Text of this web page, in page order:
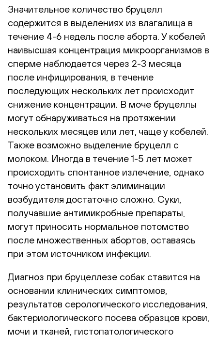
Значительное количество бруцелл
содержится в выделениях из влагалища в
течение 4-6 недель после аборта. У кобелей
наивысшая концентрация микроорганизмов в
сперме наблюдается через 2-3 месяца
после инфицирования, в течение
последующих нескольких лет происходит
снижение концентрации. В моче бруцеллы
могут обнаруживаться на протяжении
нескольких месяцев или лет, чаще у кобелей.
Также возможно выделение бруцелл с
молоком. Иногда в течение 1-5 лет может
происходить спонтанное излечение, однако
точно установить факт элиминации
возбудителя достаточно сложно. Суки,
получавшие антимикробные препараты,
могут приносить нормальное потомство
после множественных абортов, оставаясь
при этом источником инфекции.
Диагноз при бруцеллезе собак ставится на
основании клинических симптомов,
результатов серологического исследования,
бактериологического посева образцов крови,
мочи и тканей, гистопатологического